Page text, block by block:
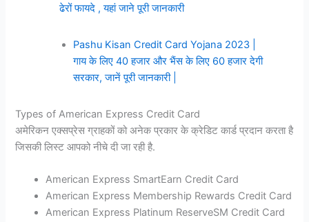
ढेरों फायदे , यहां जाने पूरी जानकारी
Pashu Kisan Credit Card Yojana 2023 |
गाय के लिए 40 हजार और भैंस के लिए 60 हजार देगी
सरकार, जानें पूरी जानकारी |
Types of American Express Credit Card
अमेरिकन एक्सप्रेस ग्राहकों को अनेक प्रकार के क्रेडिट कार्ड प्रदान करता है
जिसकी लिस्ट आपको नीचे दी जा रही है.
American Express SmartEarn Credit Card
American Express Membership Rewards Credit Card
American Express Platinum ReserveSM Credit Card